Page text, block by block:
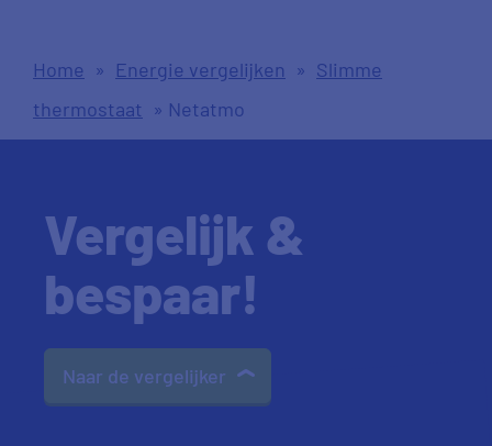
Home » Energie vergelijken » Slimme
thermostaat » Netatmo
Vergelijk &
bespaar!
Naar de vergelijker